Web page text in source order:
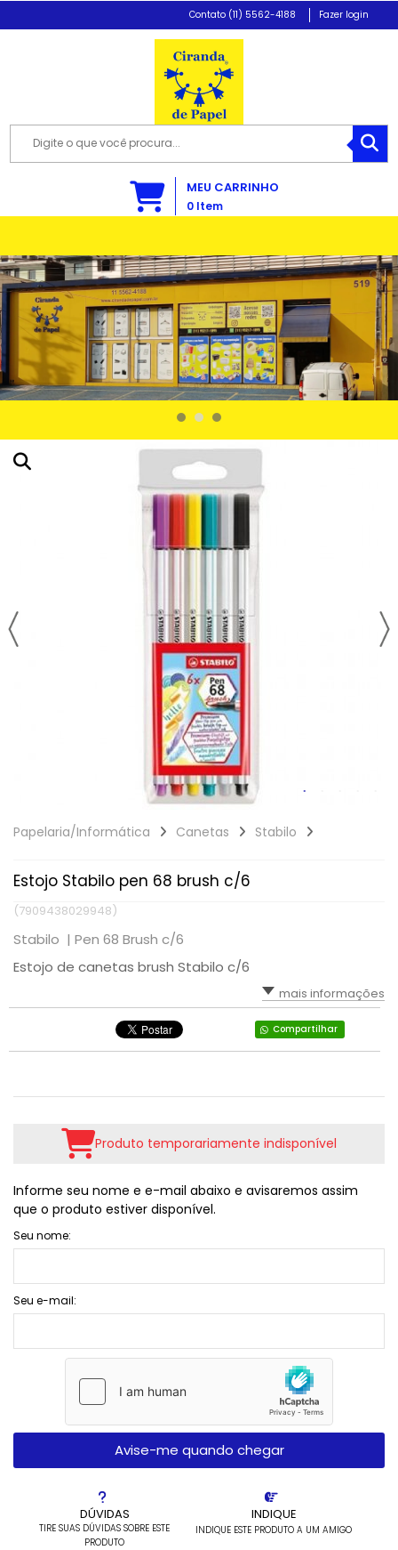
(11) 5562-4188 Fazer login
MEU CARRINHO
0 Item
Papelaria/Informática Canetas Stabilo
Estojo Stabilo pen 68 brush c/6
(7909438029948)
Stabilo | Pen 68 Brush c/6
Estojo de canetas brush Stabilo c/6
mais informações
Compartilhar
DÚVIDAS
TIRE SUAS DÚVIDAS SOBRE ESTE
PRODUTO
INDIQUE
INDIQUE ESTE PRODUTO A UM AMIGO
Produto temporariamente indisponível
Informe seu nome e e-mail abaixo e avisaremos assim
que o produto estiver disponível.
Seu nome:
Seu e-mail:
Avise-me quando chegar